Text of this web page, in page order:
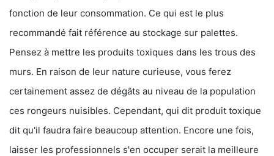
fonction de leur consommation. Ce qui est le plus
recommandé fait référence au stockage sur palettes.
Pensez à mettre les produits toxiques dans les trous des
murs. En raison de leur nature curieuse, vous ferez
certainement assez de dégâts au niveau de la population
ces rongeurs nuisibles. Cependant, qui dit produit toxique
dit qu'il faudra faire beaucoup attention. Encore une fois,
laisser les professionnels s'en occuper serait la meilleure